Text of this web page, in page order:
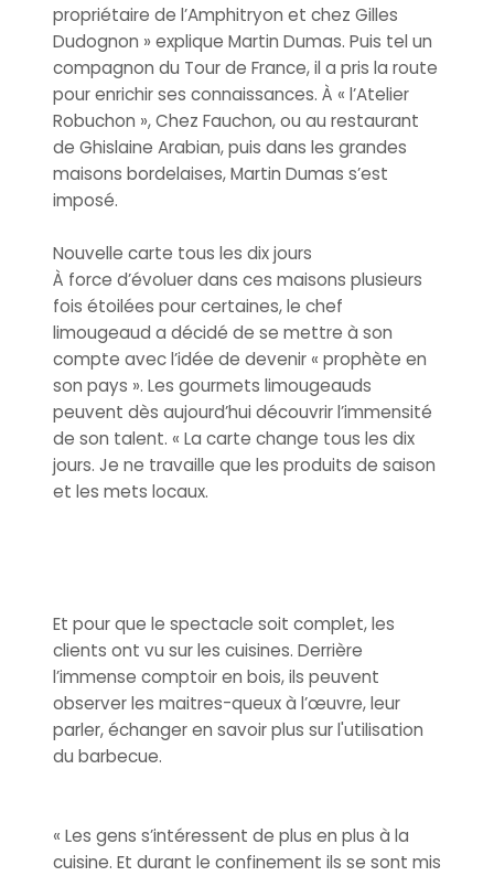
propriétaire de l’Amphitryon et chez Gilles
Dudognon » explique Martin Dumas. Puis tel un
compagnon du Tour de France, il a pris la route
pour enrichir ses connaissances. À « l’Atelier
Robuchon », Chez Fauchon, ou au restaurant
de Ghislaine Arabian, puis dans les grandes
maisons bordelaises, Martin Dumas s’est
imposé.
Nouvelle carte tous les dix jours
À force d’évoluer dans ces maisons plusieurs
fois étoilées pour certaines, le chef
limougeaud a décidé de se mettre à son
compte avec l’idée de devenir « prophète en
son pays ». Les gourmets limougeauds
peuvent dès aujourd’hui découvrir l’immensité
de son talent. « La carte change tous les dix
jours. Je ne travaille que les produits de saison
et les mets locaux.
Et pour que le spectacle soit complet, les
clients ont vu sur les cuisines. Derrière
l’immense comptoir en bois, ils peuvent
observer les maitres-queux à l’œuvre, leur
parler, échanger en savoir plus sur l'utilisation
du barbecue.
« Les gens s’intéressent de plus en plus à la
cuisine. Et durant le confinement ils se sont mis